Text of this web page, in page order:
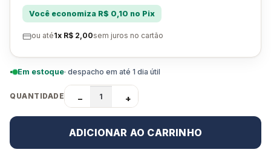
Você economiza R$ 0,10 no Pix
ou até1x R$ 2,00sem juros no cartão
Em estoque· despacho em até 1 dia útil
QUANTIDADE − +
ADICIONAR AO CARRINHO